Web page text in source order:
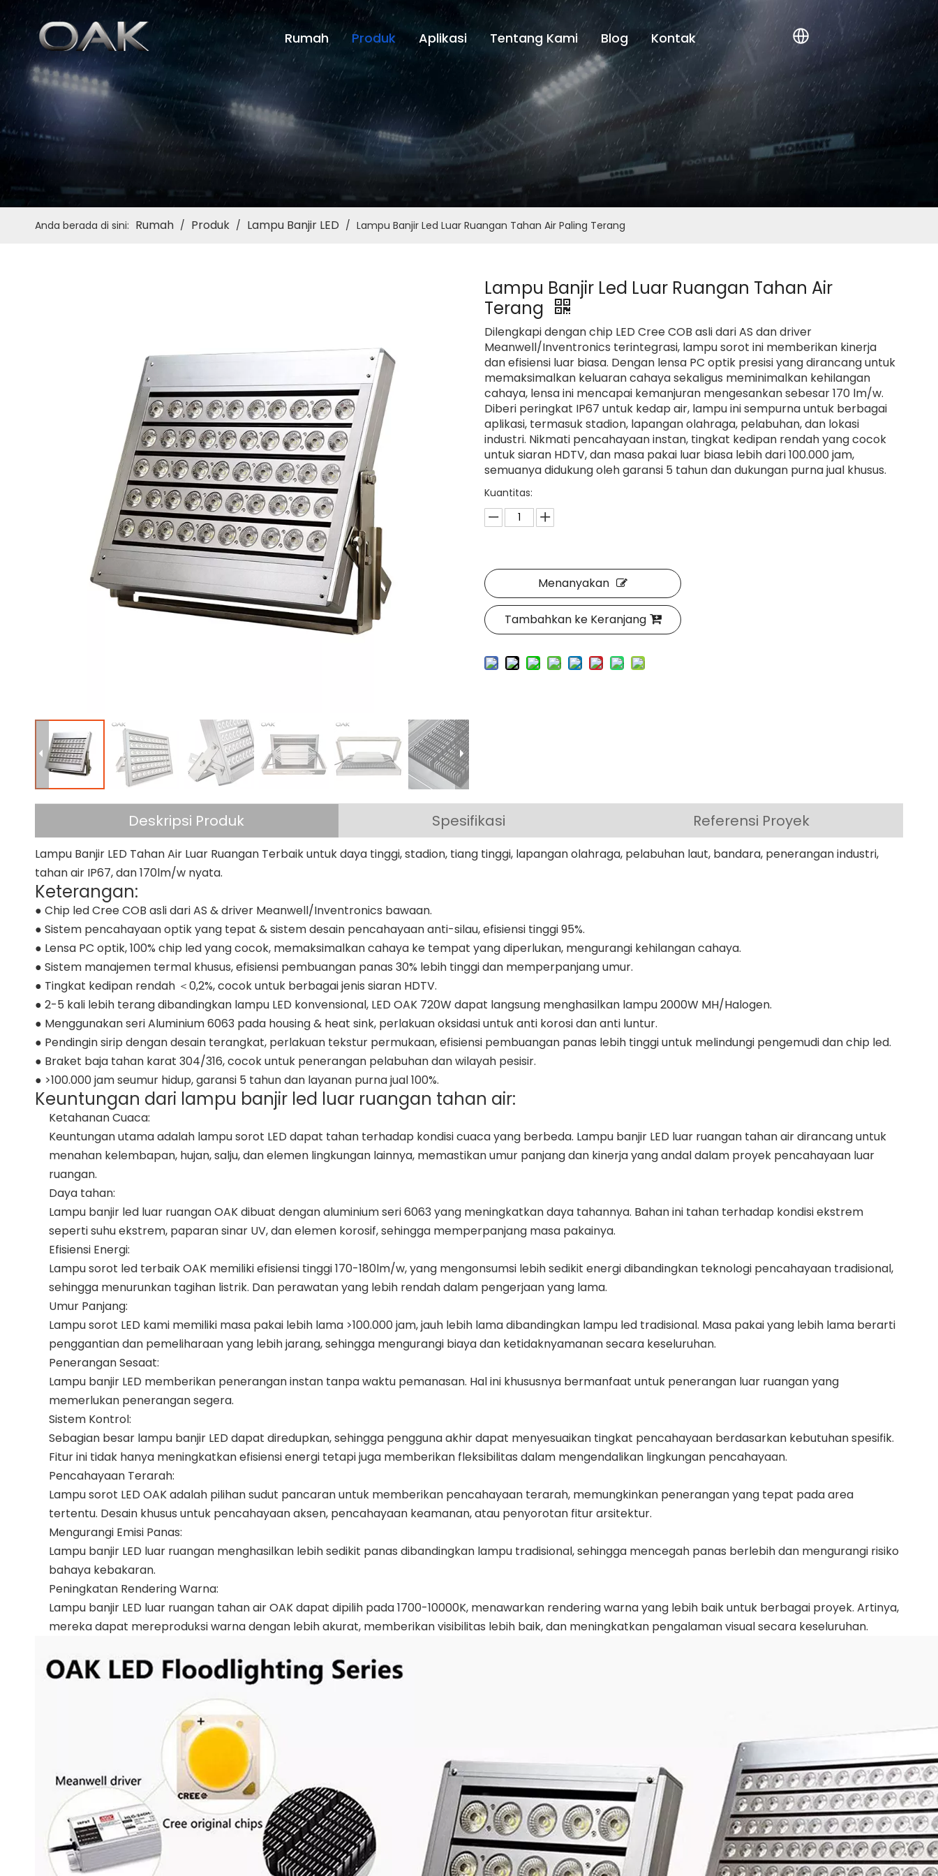
Rumah Produk Aplikasi Tentang Kami Blog Kontak
Anda berada di sini: Rumah / Produk / Lampu Banjir LED / Lampu Banjir Led Luar Ruangan Tahan Air Paling Terang
Lampu Banjir Led Luar Ruangan Tahan Air
Terang
Dilengkapi dengan chip LED Cree COB asli dari AS dan driver
Meanwell/Inventronics terintegrasi, lampu sorot ini memberikan kinerja
dan efisiensi luar biasa. Dengan lensa PC optik presisi yang dirancang untuk
memaksimalkan keluaran cahaya sekaligus meminimalkan kehilangan
cahaya, lensa ini mencapai kemanjuran mengesankan sebesar 170 lm/w.
Diberi peringkat IP67 untuk kedap air, lampu ini sempurna untuk berbagai
aplikasi, termasuk stadion, lapangan olahraga, pelabuhan, dan lokasi
industri. Nikmati pencahayaan instan, tingkat kedipan rendah yang cocok
untuk siaran HDTV, dan masa pakai luar biasa lebih dari 100.000 jam,
semuanya didukung oleh garansi 5 tahun dan dukungan purna jual khusus.
Kuantitas:
Menanyakan
Tambahkan ke Keranjang
Deskripsi Produk Spesifikasi Referensi Proyek
Lampu Banjir LED Tahan Air Luar Ruangan Terbaik untuk daya tinggi, stadion, tiang tinggi, lapangan olahraga, pelabuhan laut, bandara, penerangan industri,
tahan air IP67, dan 170lm/w nyata.
Keterangan:
● Chip led Cree COB asli dari AS & driver Meanwell/Inventronics bawaan.
● Sistem pencahayaan optik yang tepat & sistem desain pencahayaan anti-silau, efisiensi tinggi 95%.
● Lensa PC optik, 100% chip led yang cocok, memaksimalkan cahaya ke tempat yang diperlukan, mengurangi kehilangan cahaya.
● Sistem manajemen termal khusus, efisiensi pembuangan panas 30% lebih tinggi dan memperpanjang umur.
● Tingkat kedipan rendah ＜0,2%, cocok untuk berbagai jenis siaran HDTV.
● 2-5 kali lebih terang dibandingkan lampu LED konvensional, LED OAK 720W dapat langsung menghasilkan lampu 2000W MH/Halogen.
● Menggunakan seri Aluminium 6063 pada housing & heat sink, perlakuan oksidasi untuk anti korosi dan anti luntur.
● Pendingin sirip dengan desain terangkat, perlakuan tekstur permukaan, efisiensi pembuangan panas lebih tinggi untuk melindungi pengemudi dan chip led.
● Braket baja tahan karat 304/316, cocok untuk penerangan pelabuhan dan wilayah pesisir.
● >100.000 jam seumur hidup, garansi 5 tahun dan layanan purna jual 100%.
Keuntungan dari lampu banjir led luar ruangan tahan air:
Ketahanan Cuaca:
Keuntungan utama adalah lampu sorot LED dapat tahan terhadap kondisi cuaca yang berbeda. Lampu banjir LED luar ruangan tahan air dirancang untuk
menahan kelembapan, hujan, salju, dan elemen lingkungan lainnya, memastikan umur panjang dan kinerja yang andal dalam proyek pencahayaan luar
ruangan.
Daya tahan:
Lampu banjir led luar ruangan OAK dibuat dengan aluminium seri 6063 yang meningkatkan daya tahannya. Bahan ini tahan terhadap kondisi ekstrem
seperti suhu ekstrem, paparan sinar UV, dan elemen korosif, sehingga memperpanjang masa pakainya.
Efisiensi Energi:
Lampu sorot led terbaik OAK memiliki efisiensi tinggi 170-180lm/w, yang mengonsumsi lebih sedikit energi dibandingkan teknologi pencahayaan tradisional,
sehingga menurunkan tagihan listrik. Dan perawatan yang lebih rendah dalam pengerjaan yang lama.
Umur Panjang:
Lampu sorot LED kami memiliki masa pakai lebih lama >100.000 jam, jauh lebih lama dibandingkan lampu led tradisional. Masa pakai yang lebih lama berarti
penggantian dan pemeliharaan yang lebih jarang, sehingga mengurangi biaya dan ketidaknyamanan secara keseluruhan.
Penerangan Sesaat:
Lampu banjir LED memberikan penerangan instan tanpa waktu pemanasan. Hal ini khususnya bermanfaat untuk penerangan luar ruangan yang
memerlukan penerangan segera.
Sistem Kontrol:
Sebagian besar lampu banjir LED dapat diredupkan, sehingga pengguna akhir dapat menyesuaikan tingkat pencahayaan berdasarkan kebutuhan spesifik.
Fitur ini tidak hanya meningkatkan efisiensi energi tetapi juga memberikan fleksibilitas dalam mengendalikan lingkungan pencahayaan.
Pencahayaan Terarah:
Lampu sorot LED OAK adalah pilihan sudut pancaran untuk memberikan pencahayaan terarah, memungkinkan penerangan yang tepat pada area
tertentu. Desain khusus untuk pencahayaan aksen, pencahayaan keamanan, atau penyorotan fitur arsitektur.
Mengurangi Emisi Panas:
Lampu banjir LED luar ruangan menghasilkan lebih sedikit panas dibandingkan lampu tradisional, sehingga mencegah panas berlebih dan mengurangi risiko
bahaya kebakaran.
Peningkatan Rendering Warna:
Lampu banjir LED luar ruangan tahan air OAK dapat dipilih pada 1700-10000K, menawarkan rendering warna yang lebih baik untuk berbagai proyek. Artinya,
mereka dapat mereproduksi warna dengan lebih akurat, memberikan visibilitas lebih baik, dan meningkatkan pengalaman visual secara keseluruhan.